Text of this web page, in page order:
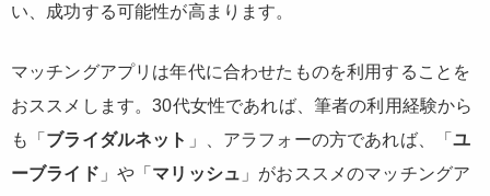
い、成功する可能性が高まります。
マッチングアプリは年代に合わせたものを利用することを
おススメします。30代女性であれば、筆者の利用経験から
も「 ブライダルネット 」、アラフォーの方であれば、「ユ
ーブライド 」や「 マリッシュ 」がおススメのマッチングア